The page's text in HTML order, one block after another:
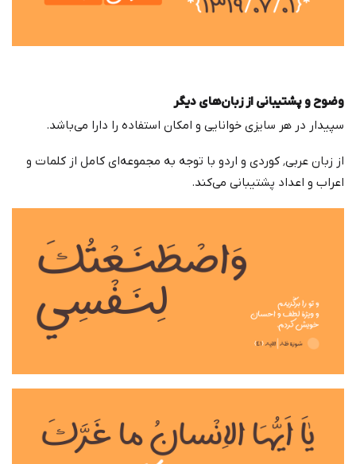
وضوح و پشتیبانی از زبان‌های دیگر
سپیدار در هر سایزی خوانایی و امکان استفاده را دارا می‌باشد.
از زبان عربی٬ کوردی و اردو با توجه به مجموعه‌ای کامل از کلمات و
اعراب و اعداد پشتیبانی می‌کند.